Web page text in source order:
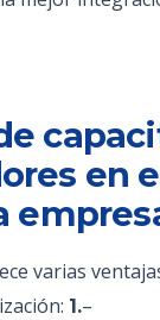
en
varias
1.–